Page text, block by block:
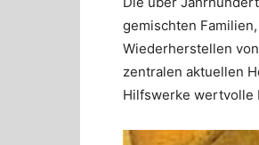
gemischten
Wiederherstellen
zentralen aktuellen
Hilfswerke wertvolle